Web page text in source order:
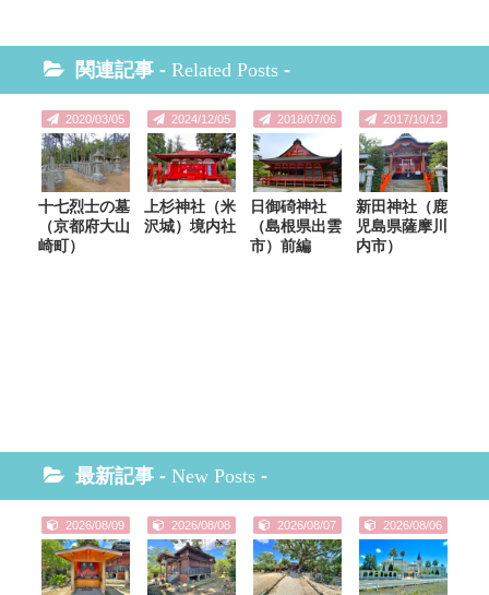
関連記事 - Related Posts -
2020/03/05
十七烈士の墓
（京都府大山
崎町）
2024/12/05
上杉神社（米
沢城）境内社
2018/07/06
日御碕神社
（島根県出雲
市）前編
2017/10/12
新田神社（鹿
児島県薩摩川
内市）
最新記事 - New Posts -
2026/08/09 2026/08/08 2026/08/07 2026/08/06